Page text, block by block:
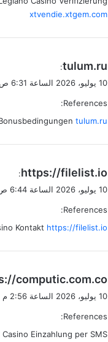
xtvendie.xtgem.com
ي
ق
ل
tulum.ru
:
10 يوليو، 2026 الساعة 6:31 ص
References:
tulum.ru
ي
ق
ل
https://filelist.io
:
10 يوليو، 2026 الساعة 6:44 ص
References:
Kontakt https://filelist.io
ي
ق
ل
computic.com.co
10 يوليو، 2026 الساعة 2:56 م
References:
Casino Einzahlung per SMS